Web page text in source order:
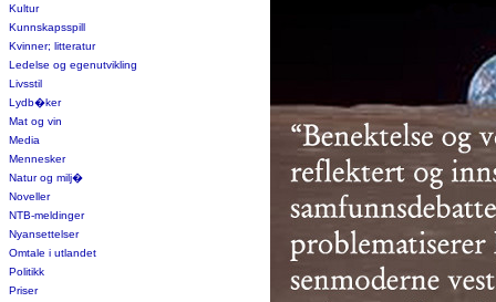
Kultur
Kunnskapsspill
Kvinner; litteratur
Ledelse og egenutvikling
Livsstil
Lydb�ker
Mat og vin
Media
Mennesker
Natur og milj�
Noveller
NTB-meldinger
Nyansettelser
Omtale i utlandet
Politikk
Priser